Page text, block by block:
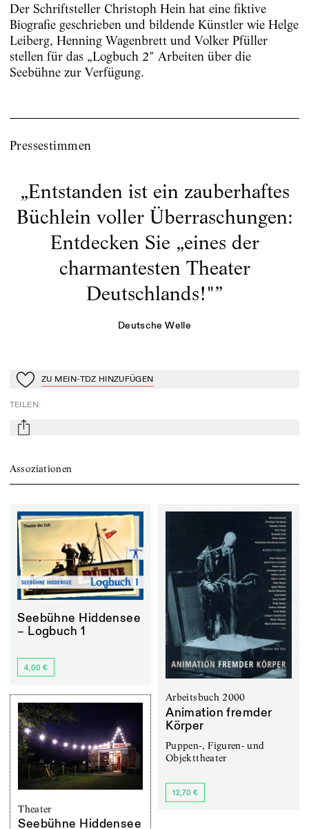
Der Schriftsteller Christoph Hein hat eine fiktive
Biografie geschrieben und bildende Künstler wie Helge
Leiberg, Henning Wagenbrett und Volker Pfüller
stellen für das „Logbuch 2" Arbeiten über die
Seebühne zur Verfügung.
Pressestimmen
„Entstanden ist ein zauberhaftes
Büchlein voller Überraschungen:
Entdecken Sie „eines der
charmantesten Theater
Deutschlands!"”
Deutsche Welle
Zu Mein-TdZ hinzufügen
ZU MEIN-TDZ HINZUFÜGEN
TEILEN:
mail
Assoziationen
Seebühne Hiddensee
– Logbuch 1
4,00 €
Arbeitsbuch 2000
Animation fremder
Körper
Puppen-, Figuren- und
Objekttheater
12,70 €
Theater
Seebühne Hiddensee